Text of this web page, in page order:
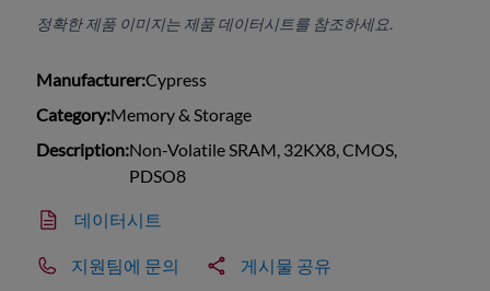
정확한 제품 이미지는 제품 데이터시트를 참조하세요.
Manufacturer:Cypress
Category:Memory & Storage
Description:Non-Volatile SRAM, 32KX8, CMOS,
PDSO8
데이터시트
지원팀에 문의 게시물 공유